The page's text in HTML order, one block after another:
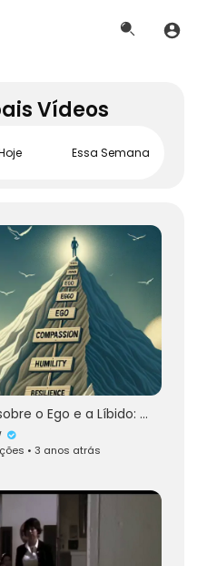
Vídeos
Essa Semana
Triunfando sobre o Ego e a Líbido: Uma Jornada de Autoconsciência e Disciplina
• 3 anos atrás